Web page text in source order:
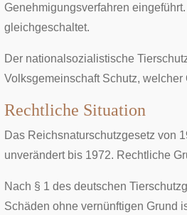
Genehmigungsverfahren
gleichgeschaltet.
Der nationalsozialistische
Volksgemeinschaft Schutz, welcher
Rechtliche Situation
Das Reichsnaturschutzgesetz von
unverändert bis 1972. Rechtliche
Nach § 1 des deutschen
Schäden ohne vernünftigen Grund